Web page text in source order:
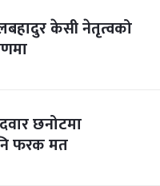
केसी नेतृत्वको
छनोटमा
फरक मत